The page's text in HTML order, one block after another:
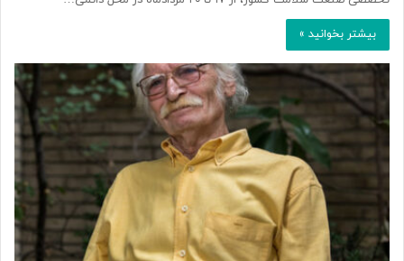
بیشتر بخوانید »